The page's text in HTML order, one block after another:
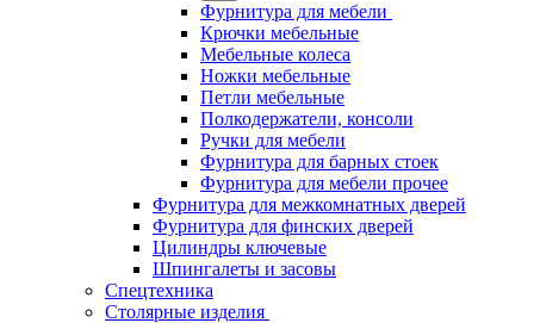
Фурнитура для мебели
Крючки мебельные
Мебельные колеса
Ножки мебельные
Петли мебельные
Полкодержатели, консоли
Ручки для мебели
Фурнитура для барных стоек
Фурнитура для мебели прочее
Фурнитура для межкомнатных дверей
Фурнитура для финских дверей
Цилиндры ключевые
Шпингалеты и засовы
Спецтехника
Столярные изделия